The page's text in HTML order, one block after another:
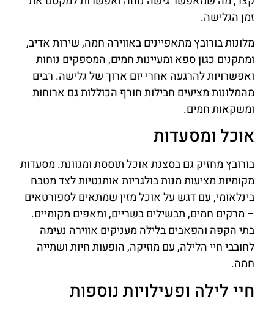
זמן הגלישה.
מלונות בורובץ מתאפיינים באווירה חמה, שירות אדיב,
ומתקנים כגון ספא ומעיינות חמים, המספקים נוחות
ואפשרויות להרגעה אחרי יום ארוך של גלישה. רבים
מהמלונות מציעים חבילות חורף הכוללות גם ארוחות
ומשקאות חמים.
אוכל ומסעדות
בורובץ מחזיק גם בסצנת אוכל תוססת ומגוונת. מסעדות
מקומיות מציעות מנות בולגריות אותנטיות לצד מטבח
בינלאומי, עם דגש על אוכל מזין שמתאים לספורטאים
– מרקים חמים, תבשילים בשריים, ומאפים מקומיים.
בתי הקפה והפאבים בלילה מעניקים אווירה נעימה
לחובבי חיי הלילה, עם מוזיקה, הופעות חיות ושתייה
חמה.
חיי לילה ופעילויות נוספות